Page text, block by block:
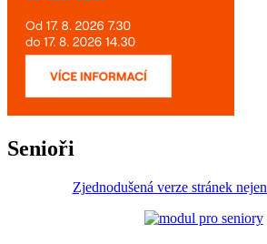
Senioři
Zjednodušená verze stránek